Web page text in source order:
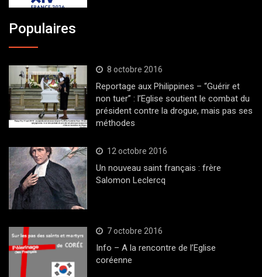
Populaires
8 octobre 2016
Reportage aux Philippines – “Guérir et
non tuer” : l’Eglise soutient le combat du
président contre la drogue, mais pas ses
méthodes
12 octobre 2016
Un nouveau saint français : frère
Salomon Leclercq
7 octobre 2016
Info – A la rencontre de l’Eglise
coréenne